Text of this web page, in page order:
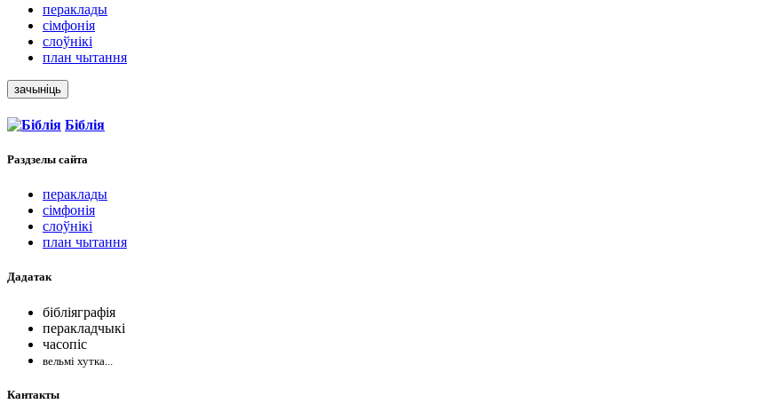
пераклады
сімфонія
слоўнікі
план чытання
зачыніць
Біблія
Раздзелы сайта
пераклады
сімфонія
слоўнікі
план чытання
Дадатак
бібліяграфія
перакладчыкі
часопіс
вельмі хутка...
Кантакты